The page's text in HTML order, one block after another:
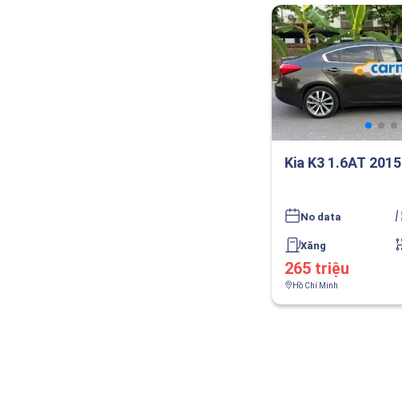
Kia K3 1.6AT 2015
No data
Xăng
265 triệu
Hồ Chí Minh